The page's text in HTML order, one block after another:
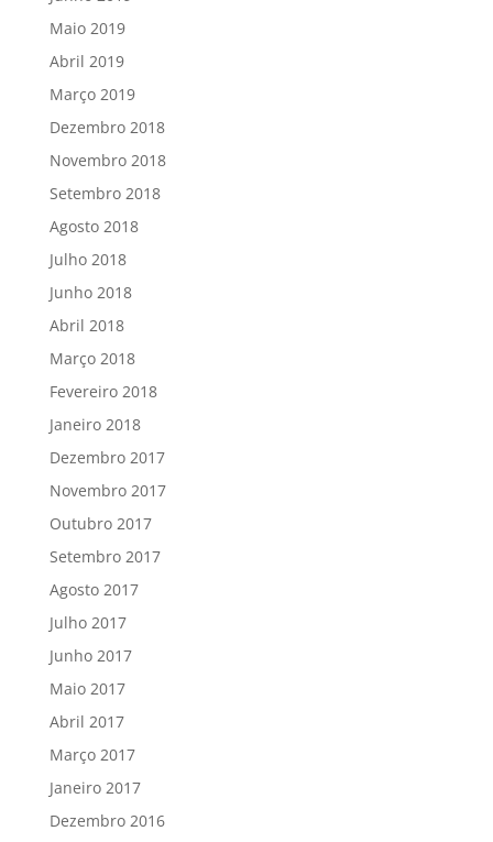
Maio 2019
Abril 2019
Março 2019
Dezembro 2018
Novembro 2018
Setembro 2018
Agosto 2018
Julho 2018
Junho 2018
Abril 2018
Março 2018
Fevereiro 2018
Janeiro 2018
Dezembro 2017
Novembro 2017
Outubro 2017
Setembro 2017
Agosto 2017
Julho 2017
Junho 2017
Maio 2017
Abril 2017
Março 2017
Janeiro 2017
Dezembro 2016